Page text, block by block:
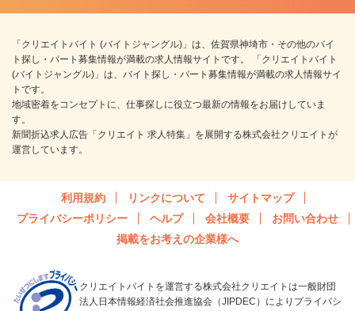
「クリエイトバイト (バイトジャングル)」は、佐賀県神埼市・その他のバイ
ト探し・パート募集情報が満載の求人情報サイトです。 「クリエイトバイト
(バイトジャングル)」は、バイト探し・パート募集情報が満載の求人情報サイ
トです。
地域密着をコンセプトに、仕事探しに役立つ最新の情報をお届けしていま
す。
新聞折込求人広告「クリエイト 求人特集」を展開する株式会社クリエイトが
運営しています。
利用規約 リンクについて
サイトマップ
プライバシーポリシー
ヘルプ 会社概要
お問い合わせ
掲載をお考えの企業様へ
クリエイトバイトを運営する株式会社クリエイトは一般財団
法人日本情報経済社会推進協会（JIPDEC）によりプライバシ